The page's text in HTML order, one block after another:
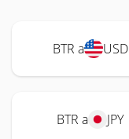
BTR a USD
BTR a JPY